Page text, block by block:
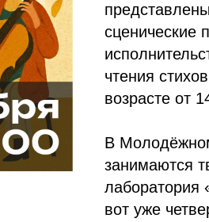
сценические
чтения
возрасте от
В
занимаются
лаборатория
вот уже